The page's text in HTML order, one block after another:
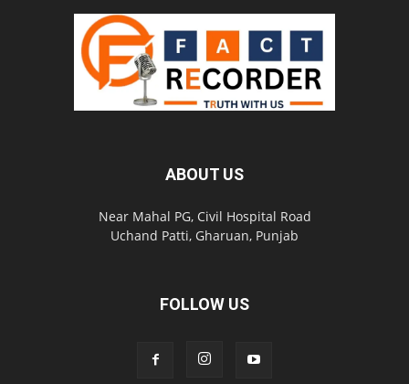
ABOUT US
Near Mahal PG, Civil Hospital Road
Uchand Patti, Gharuan, Punjab
FOLLOW US